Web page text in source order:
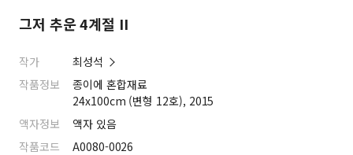
그저 추운 4계절 II
작가
최성석
작품정보
종이에 혼합재료
24x100cm (변형 12호), 2015
액자정보
액자 있음
작품코드
A0080-0026